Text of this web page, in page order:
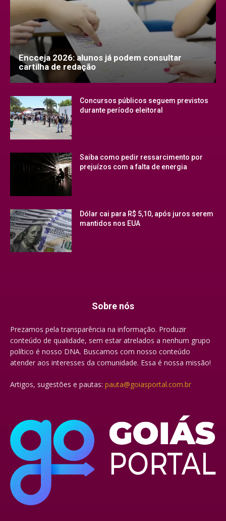
Encceja 2026: alunos já podem consultar
cartilha de redação
Concursos públicos seguem previstos
durante período eleitoral
Saiba como pedir ressarcimento por
prejuízos com a falta de energia
Dólar cai para R$ 5,10, após juros serem
mantidos nos EUA
Sobre nós
Prezamos pela transparência na informação. Produzir
conteúdo de qualidade, sem estar atrelados a nenhum grupo
político é nosso DNA. Buscamos com nosso conteúdo
atender aos interesses da comunidade. Essa é nossa missão!
Artigos, sugestões e pautas: pauta@goiasportal.com.br